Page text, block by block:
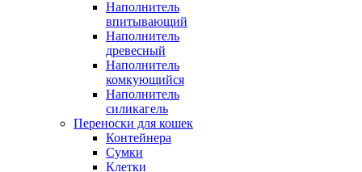
Наполнитель
впитывающий
Наполнитель
древесный
Наполнитель
комкующийся
Наполнитель
силикагель
Переноски для кошек
Контейнера
Сумки
Клетки